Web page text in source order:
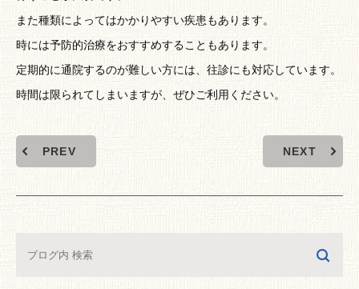
また種類によってはかかりやすい疾患もあります。
時には予防的治療をおすすめすることもあります。
定期的に通院するのが難しい方には、往診にも対応しています。
時間は限られてしまいますが、ぜひご利用ください。
PREV NEXT